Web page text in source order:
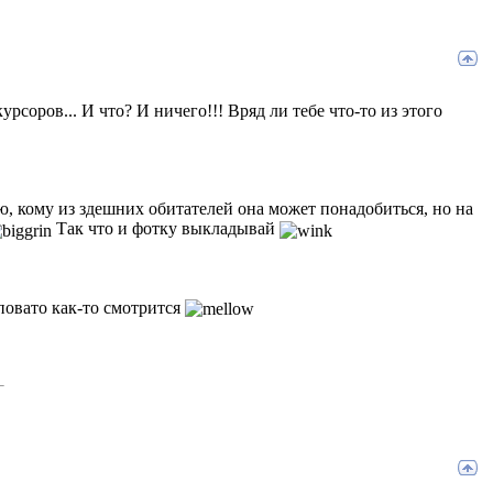
И что? И ничего!!! Вряд ли тебе что-то из этого
из здешних обитателей она может понадобиться, но на
Так что и фотку выкладывай
как-то смотрится